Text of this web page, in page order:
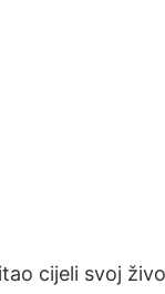
cijeli svoj